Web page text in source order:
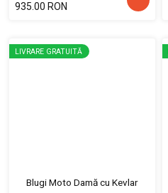
935.00 RON
LIVRARE GRATUITĂ
Blugi Moto Damă cu Kevlar